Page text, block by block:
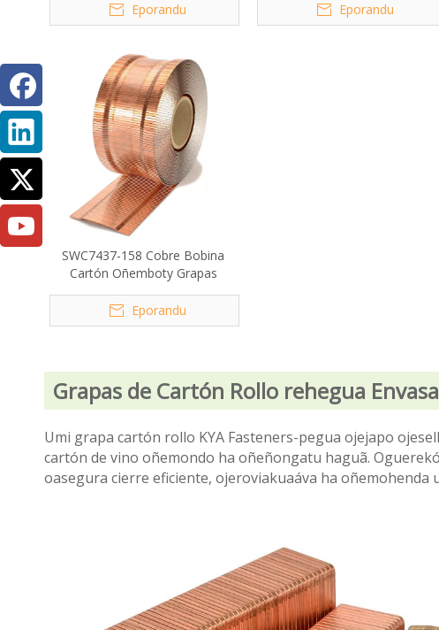
Eporandu Eporandu
SWC7437-158 Cobre Bobina
Cartón Oñemboty Grapas
Eporandu
Grapas de Cartón Rollo rehegua
Umi grapa cartón rollo KYA Fasteners-pegua ojejapo
cartón de vino oñemondo ha oñeñongatu haguã.
oasegura cierre eficiente, ojeroviakuaáva ha